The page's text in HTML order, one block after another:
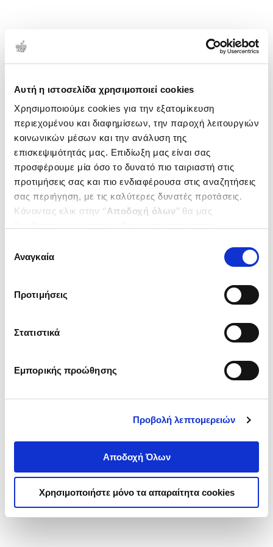
Αυτή η ιστοσελίδα χρησιμοποιεί cookies
Χρησιμοποιούμε cookies για την εξατομίκευση
περιεχομένου και διαφημίσεων, την παροχή λειτουργιών
κοινωνικών μέσων και την ανάλυση της
επισκεψιμότητάς μας. Επιδίωξη μας είναι σας
προσφέρουμε μία όσο το δυνατό πιο ταιριαστή στις
προτιμήσεις σας και πιο ενδιαφέρουσα στις αναζητήσεις
σας περιήγηση, με τις καλύτερες δυνατές προτάσεις.
Κάνοντας κλικ στην ‘’Αποδοχή όλων’’ θα μας
ενδιαφέρουν και να επιλέξετε από τα παρακάτω με την
΄΄και να ενημερωθείτε σχετικά με
συγκατάθεσης
Αναγκαία
Προτιμήσεις
Στατιστικά
Εμπορικής προώθησης
Προβολή λεπτομερειών
Αποδοχή Όλων
Χρησιμοποιήστε μόνο τα απαραίτητα cookies